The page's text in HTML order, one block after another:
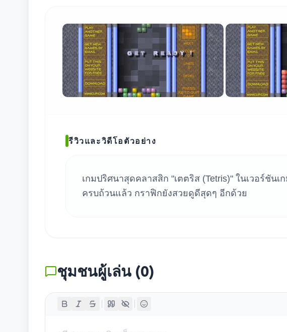
ค้นหาเ
รีวิวและวิดีโอตัวอย่าง
เกมปริศนาสุดคลาสสิก "เตตริส (Tetris)" ในเวอร์ชั
ครบถ้วนแล้ว กราฟิกยังสวยดูดีสุดๆ อีกด้วย
ชุมชนผู้เล่น (0)